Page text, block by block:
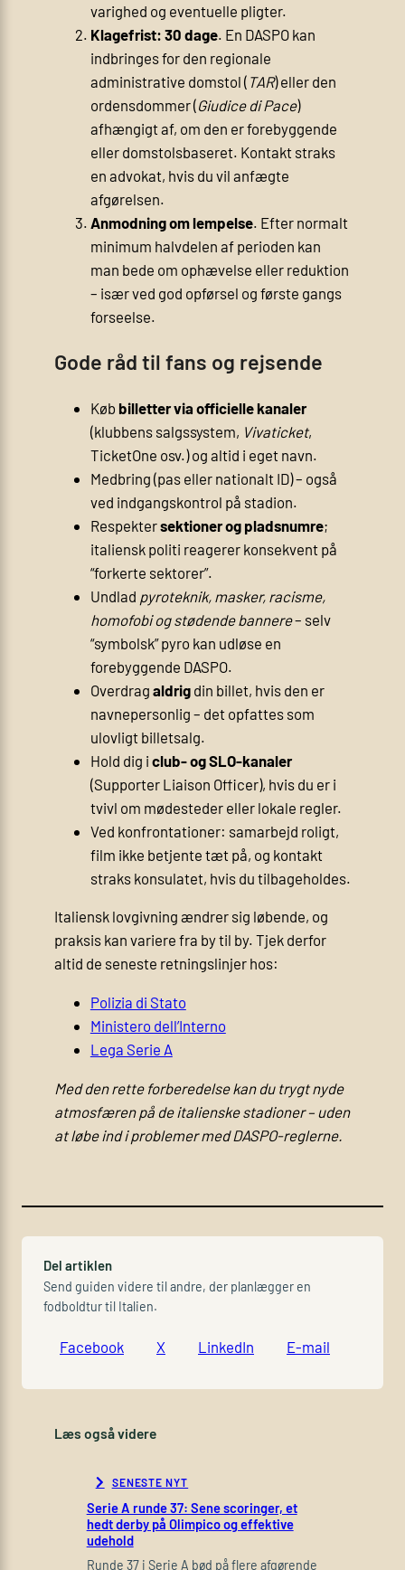
varighed og eventuelle pligter.
Klagefrist: 30 dage. En DASPO kan
indbringes for den regionale
administrative domstol ( TAR) eller den
ordensdommer (Giudice di Pace)
afhængigt af, om den er forebyggende
eller domstolsbaseret. Kontakt straks
en advokat, hvis du vil anfægte
afgørelsen.
Anmodning om lempelse. Efter normalt
minimum halvdelen af perioden kan
man bede om ophævelse eller reduktion
– især ved god opførsel og første gangs
forseelse.
Gode råd til fans og rejsende
Køb billetter via officielle kanaler
(klubbens salgssystem, Vivaticket,
TicketOne osv.) og altid i eget navn.
Medbring (pas eller nationalt ID) – også
ved indgangskontrol på stadion.
Respektersektioner og pladsnumre;
italiensk politi reagerer konsekvent på
“forkerte sektorer”.
Undlad pyroteknik, masker, racisme,
homofobi og stødende bannere– selv
“symbolsk” pyro kan udløse en
forebyggende DASPO.
Overdrag aldrigdin billet, hvis den er
navnepersonlig – det opfattes som
ulovligt billetsalg.
Hold dig i club- og SLO-kanaler
(Supporter Liaison Officer), hvis du er i
tvivl om mødesteder eller lokale regler.
Ved konfrontationer: samarbejd roligt,
film ikke betjente tæt på, og kontakt
straks konsulatet, hvis du tilbageholdes.
Italiensk lovgivning ændrer sig løbende, og
praksis kan variere fra by til by. Tjek derfor
altid de seneste retningslinjer hos:
Polizia di Stato
Ministero dell’Interno
Lega Serie A
Med den rette forberedelse kan du trygt nyde
atmosfæren på de italienske stadioner – uden
at løbe ind i problemer med DASPO-reglerne.
Del artiklen
Send guiden videre til andre, der planlægger en
fodboldtur til Italien.
Facebook X LinkedIn E-mail
Læs også videre
SENESTE NYT
Serie A runde 37: Sene scoringer, et
hedt derby på Olimpico og effektive
udehold
Runde 37 i Serie A bød på flere afgørende